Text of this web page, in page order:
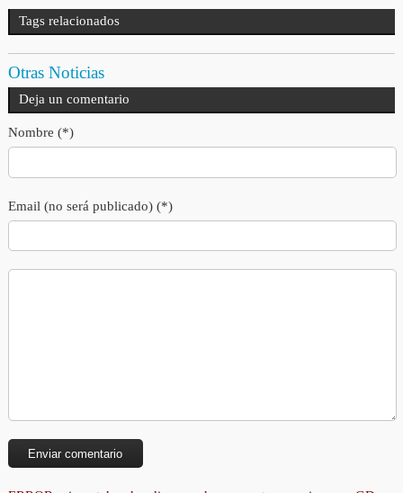
Tags relacionados
Otras Noticias
Deja un comentario
Nombre (*)
Email (no será publicado) (*)